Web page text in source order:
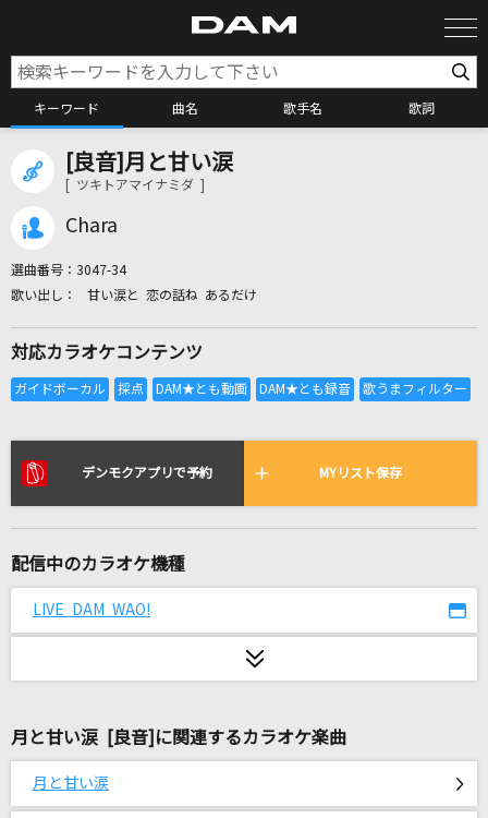
キーワード 曲名 歌手名 歌詞
カラオケ検索
全国りれき
Chevon
芥川龍之介(CV.小野賢章)
LOVE涙色
松浦亜弥
[良音]月と甘い涙
[ ツキトアマイナミダ ]
Chara
選曲番号： 3047-34
甘い涙と 恋の話ね あるだけ
対応カラオケコンテンツ
デンモクアプリで予約 MYリスト保存
配信中のカラオケ機種
LIVE DAM WAO!
月と甘い涙 [良音]に関連するカラオケ楽曲
月と甘い涙